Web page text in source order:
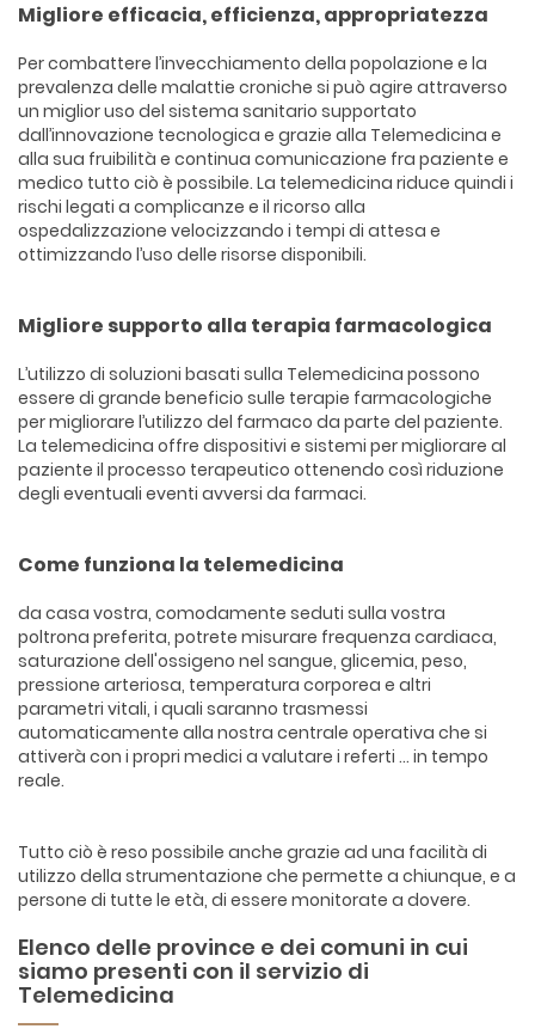
Migliore efficacia, efficienza, appropriatezza
Per combattere l’invecchiamento della popolazione e la
prevalenza delle malattie croniche si può agire attraverso
un miglior uso del sistema sanitario supportato
dall’innovazione tecnologica e grazie alla Telemedicina e
alla sua fruibilità e continua comunicazione fra paziente e
medico tutto ciò è possibile. La telemedicina riduce quindi i
rischi legati a complicanze e il ricorso alla
ospedalizzazione velocizzando i tempi di attesa e
ottimizzando l’uso delle risorse disponibili.
Migliore supporto alla terapia farmacologica
L’utilizzo di soluzioni basati sulla Telemedicina possono
essere di grande beneficio sulle terapie farmacologiche
per migliorare l’utilizzo del farmaco da parte del paziente.
La telemedicina offre dispositivi e sistemi per migliorare al
paziente il processo terapeutico ottenendo così riduzione
degli eventuali eventi avversi da farmaci.
Come funziona la telemedicina
da casa vostra, comodamente seduti sulla vostra
poltrona preferita, potrete misurare frequenza cardiaca,
saturazione dell'ossigeno nel sangue, glicemia, peso,
pressione arteriosa, temperatura corporea e altri
parametri vitali, i quali saranno trasmessi
automaticamente alla nostra centrale operativa che si
attiverà con i propri medici a valutare i referti ... in tempo
reale.
Tutto ciò è reso possibile anche grazie ad una facilità di
utilizzo della strumentazione che permette a chiunque, e a
persone di tutte le età, di essere monitorate a dovere.
Elenco delle province e dei comuni in cui
siamo presenti con il servizio di
Telemedicina